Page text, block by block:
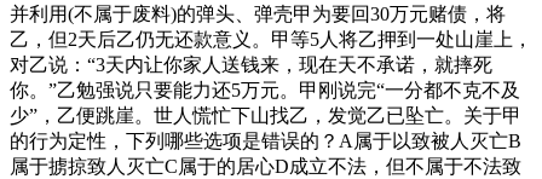
并利用(不属于废料)的弹头、弹壳甲为要回30万元赌债，将
乙，但2天后乙仍无还款意义。甲等5人将乙押到一处山崖上，
对乙说：“3天内让你家人送钱来，现在天不承诺，就摔死
你。”乙勉强说只要能力还5万元。甲刚说完“一分都不克不及
少”，乙便跳崖。世人慌忙下山找乙，发觉乙已坠亡。关于甲
的行为定性，下列哪些选项是错误的？A属于以致被人灭亡B
属于掳掠致人灭亡C属于的居心D成立不法，但不属于不法致